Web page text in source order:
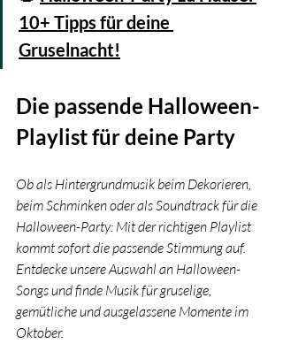
10+ Tipps für deine
Gruselnacht!
Die passende Halloween-
Playlist für deine Party
Ob als Hintergrundmusik beim Dekorieren,
beim Schminken oder als Soundtrack für die
Halloween-Party: Mit der richtigen Playlist
kommt sofort die passende Stimmung auf.
Entdecke unsere Auswahl an Halloween-
Songs und finde Musik für gruselige,
gemütliche und ausgelassene Momente im
Oktober.